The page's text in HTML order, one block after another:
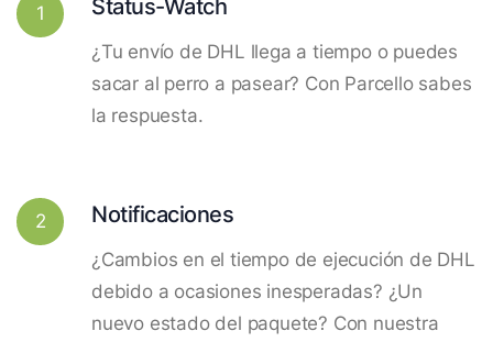
1 Status-Watch
¿Tu envío de DHL llega a tiempo o puedes
sacar al perro a pasear? Con Parcello sabes
la respuesta.
2 Notificaciones
¿Cambios en el tiempo de ejecución de DHL
debido a ocasiones inesperadas? ¿Un
nuevo estado del paquete? Con nuestra